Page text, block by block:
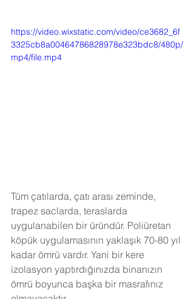
https://video.wixstatic.com/video/ce3682_6f
3325cb8a00464786828978e323bdc8/480p/
mp4/file.mp4
Tüm çatılarda, çatı arası zeminde,
trapez saclarda, teraslarda
uygulanabilen bir üründür. Poliüretan
köpük uygulamasının yaklaşık 70-80 yıl
kadar ömrü vardır. Yani bir kere
izolasyon yaptırdığınızda binanızın
ömrü boyunca başka bir masrafınız